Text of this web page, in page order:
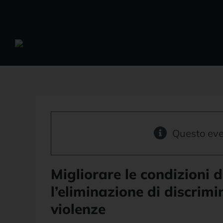
contenuto
Questo
Migliorare le condizioni
l’eliminazione di
violenze